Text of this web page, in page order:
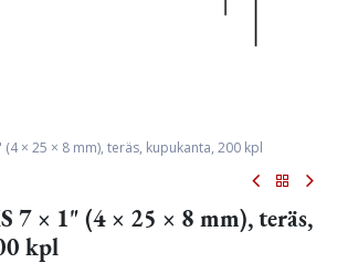
(4 × 25 × 8 mm), teräs, kupukanta, 200 kpl
7 × 1" (4 × 25 × 8 mm), teräs,
kpl